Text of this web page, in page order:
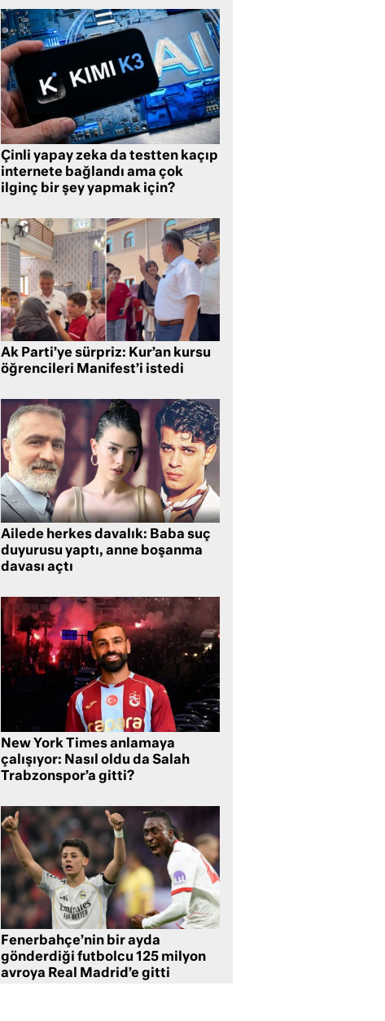
Çinli yapay zeka da testten kaçıp
internete bağlandı ama çok
ilginç bir şey yapmak için?
Ak Parti’ye sürpriz: Kur’an kursu
öğrencileri Manifest’i istedi
Ailede herkes davalık: Baba suç
duyurusu yaptı, anne boşanma
davası açtı
New York Times anlamaya
çalışıyor: Nasıl oldu da Salah
Trabzonspor’a gitti?
Fenerbahçe’nin bir ayda
gönderdiği futbolcu 125 milyon
avroya Real Madrid’e gitti